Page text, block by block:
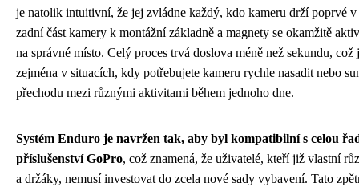
je natolik intuitivní, že jej zvládne každý, kdo kameru drží poprvé
zadní část kamery k montážní základně a magnety se okamžitě
na správné místo. Celý proces trvá doslova méně než sekundu,
zejména v situacích, kdy potřebujete kameru rychle nasadit nebo
přechodu mezi různými aktivitami během jednoho dne.
Systém Enduro je navržen tak, aby byl kompatibilní s celou
příslušenství GoPro, což znamená, že uživatelé, kteří již vlastní
a držáky, nemusí investovat do zcela nové sady vybavení. Tato